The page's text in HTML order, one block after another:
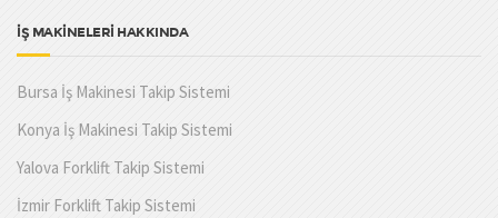
İŞ MAKİNELERİ HAKKINDA
Bursa İş Makinesi Takip Sistemi
Konya İş Makinesi Takip Sistemi
Yalova Forklift Takip Sistemi
İzmir Forklift Takip Sistemi